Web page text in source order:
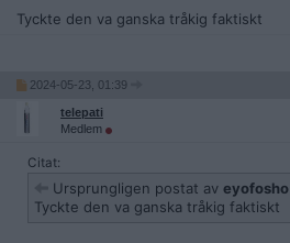
Tyckte den va ganska tråkig faktiskt
2024-05-23, 01:39
telepati
Medlem
Citat:
Ursprungligen postat av eyofosho
Tyckte den va ganska tråkig faktiskt